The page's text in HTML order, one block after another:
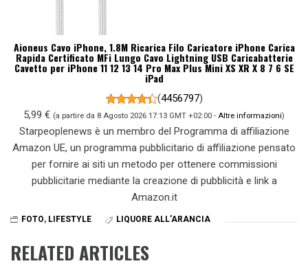
Aioneus Cavo iPhone, 1.8M Ricarica Filo Caricatore iPhone Carica
Rapida Certificato MFi Lungo Cavo Lightning USB Caricabatterie
Cavetto per iPhone 11 12 13 14 Pro Max Plus Mini XS XR X 8 7 6 SE
iPad
(4456797)
5,99 € (a partire da 8 Agosto 2026 17:13 GMT +02:00 - Altre informazioni)
Starpeoplenews è un membro del Programma di affiliazione
Amazon UE, un programma pubblicitario di affiliazione pensato
per fornire ai siti un metodo per ottenere commissioni
pubblicitarie mediante la creazione di pubblicità e link a
Amazon.it
FOTO, LIFESTYLE LIQUORE ALL'ARANCIA
RELATED ARTICLES